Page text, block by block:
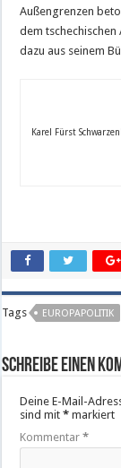
Außengrenzen
dem
dazu aus seinem
Karel Fürst
Tags EUROPAPOLITIK
Schreibe einen
Deine E-Mail-
sind mit* markiert
Kommentar*